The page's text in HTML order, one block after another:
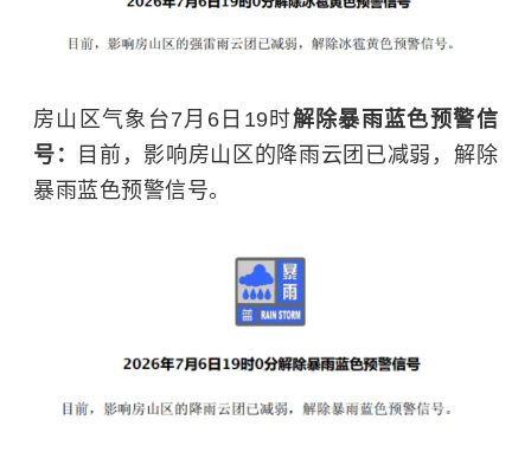
房山区气象台7月6日19时解除暴雨蓝色预警信
号：
目前， 影响房山区的降雨云团已减弱，解除
暴雨蓝色预警信号。